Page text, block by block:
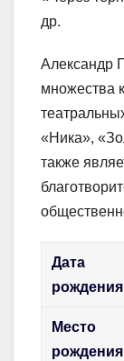
др.
Александр
множества
«Ника»,
также
Дата
рождения
Место
рождения